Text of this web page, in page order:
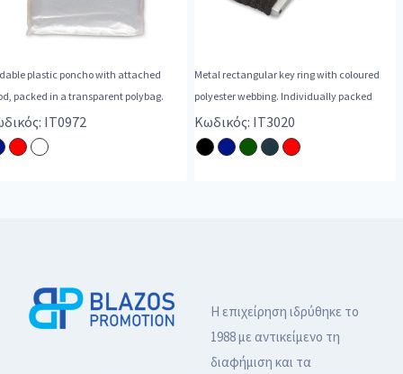
plastic poncho with attached
packed in a transparent polybag.
IT0972
Metal rectangular key ring with coloured
polyester webbing. Individually packed
Κωδικός: IT3020
Η επιχείρηση ιδρύθηκε το
1988 με αντικείμενο τη
διαφήμιση και τα